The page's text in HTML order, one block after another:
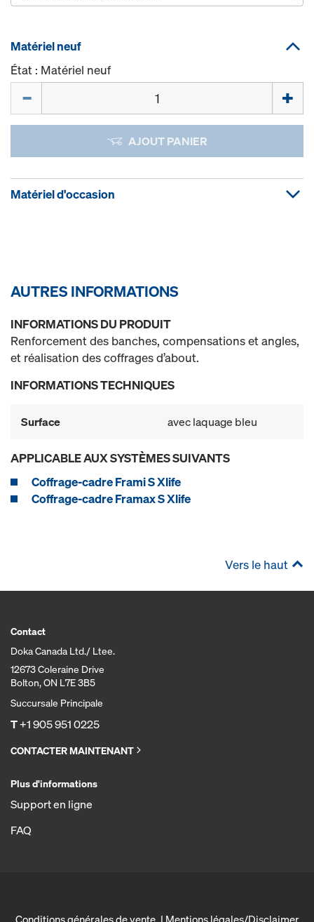
Matériel neuf
État : Matériel neuf
AJOUT PANIER
Matériel d'occasion
AUTRES INFORMATIONS
INFORMATIONS DU PRODUIT
Renforcement des banches, compensations et angles,
et réalisation des coffrages d’about.
INFORMATIONS TECHNIQUES
Surface avec laquage bleu
APPLICABLE AUX SYSTÈMES SUIVANTS
Coffrage-cadre Frami S Xlife
Coffrage-cadre Framax S Xlife
Vers le haut
Contact
Doka Canada Ltd./ Ltee.
12673 Coleraine Drive
Bolton, ON L7E 3B5
Succursale Principale
T+1 905 951 0225
CONTACTER MAINTENANT
Plus d'informations
Support en ligne
FAQ
Conditions générales de vente Mentions légales/Disclaimer